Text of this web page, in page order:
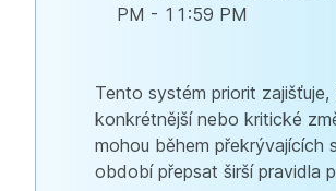
PM - 11:59 PM
Tento systém priorit zajišťuje,
konkrétnější nebo kritické
mohou během překrývajících
období přepsat širší pravidla